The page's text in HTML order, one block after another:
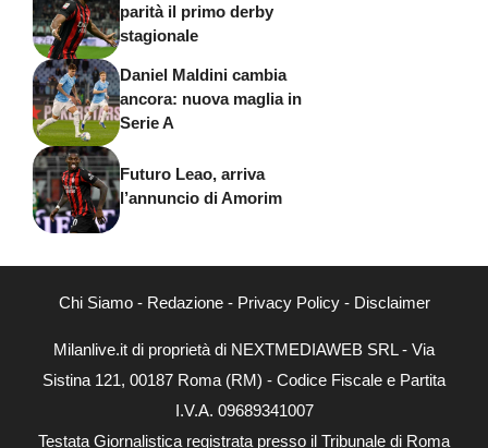
parità il primo derby
stagionale
Daniel Maldini cambia
ancora: nuova maglia in
Serie A
Futuro Leao, arriva
l’annuncio di Amorim
Chi Siamo- Redazione- Privacy Policy- Disclaimer
Milanlive.it di proprietà di NEXTMEDIAWEB SRL - Via
Sistina 121, 00187 Roma (RM) - Codice Fiscale e Partita
I.V.A. 09689341007
Testata Giornalistica registrata presso il Tribunale di Roma